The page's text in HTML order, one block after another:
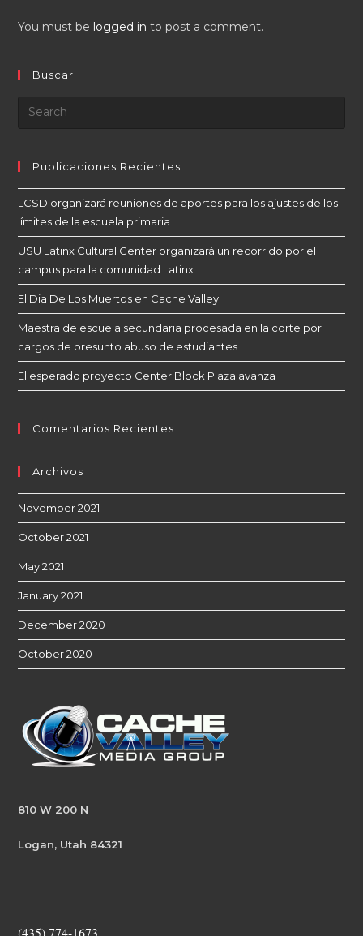
You must be logged in to post a comment.
Buscar
Publicaciones Recientes
LCSD organizará reuniones de aportes para los ajustes de los
límites de la escuela primaria
USU Latinx Cultural Center organizará un recorrido por el
campus para la comunidad Latinx
El Dia De Los Muertos en Cache Valley
Maestra de escuela secundaria procesada en la corte por
cargos de presunto abuso de estudiantes
El esperado proyecto Center Block Plaza avanza
Comentarios Recientes
Archivos
November 2021
October 2021
May 2021
January 2021
December 2020
October 2020
810 W 200 N
Logan, Utah 84321
(435) 774-1673